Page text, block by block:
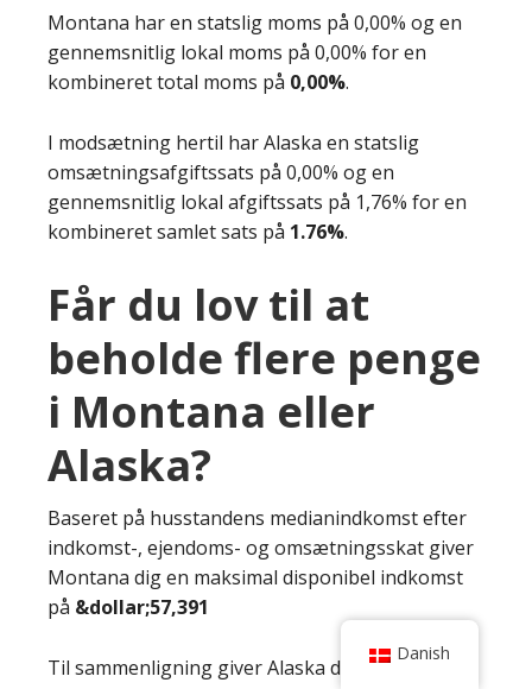
Montana har en statslig moms på 0,00% og en
gennemsnitlig lokal moms på 0,00% for en
kombineret total moms på 0,00%.
I modsætning hertil har Alaska en statslig
omsætningsafgiftssats på 0,00% og en
gennemsnitlig lokal afgiftssats på 1,76% for en
kombineret samlet sats på 1.76%.
Får du lov til at
beholde flere penge
i Montana eller
Alaska?
Baseret på husstandens medianindkomst efter
indkomst-, ejendoms- og omsætningsskat giver
Montana dig en maksimal disponibel indkomst
på &dollar;57,391
Til sammenligning giver Alaska dig
Danish